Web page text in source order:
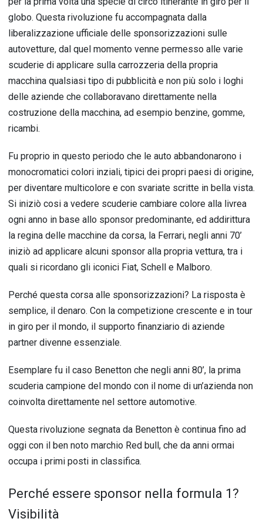
globo. Questa rivoluzione fu accompagnata dalla
liberalizzazione ufficiale delle sponsorizzazioni sulle
autovetture, dal quel momento venne permesso alle varie
scuderie di applicare sulla carrozzeria della propria
macchina qualsiasi tipo di pubblicità e non più solo i loghi
delle aziende che collaboravano direttamente nella
costruzione della macchina, ad esempio benzine, gomme,
ricambi.
Fu proprio in questo periodo che le auto abbandonarono i
monocromatici colori inziali, tipici dei propri paesi di origine,
per diventare multicolore e con svariate scritte in bella vista.
Si iniziò cosi a vedere scuderie cambiare colore alla livrea
ogni anno in base allo sponsor predominante, ed addirittura
la regina delle macchine da corsa, la Ferrari, negli anni 70’
iniziò ad applicare alcuni sponsor alla propria vettura, tra i
quali si ricordano gli iconici Fiat, Schell e Malboro.
Perché questa corsa alle sponsorizzazioni? La risposta è
semplice, il denaro. Con la competizione crescente e in tour
in giro per il mondo, il supporto finanziario di aziende
partner divenne essenziale.
Esemplare fu il caso Benetton che negli anni 80’, la prima
scuderia campione del mondo con il nome di un’azienda non
coinvolta direttamente nel settore automotive.
Questa rivoluzione segnata da Benetton è continua fino ad
oggi con il ben noto marchio Red bull, che da anni ormai
occupa i primi posti in classifica.
Perché essere sponsor nella formula 1?
Visibilità